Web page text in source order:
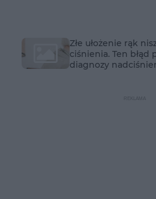
Złe ułożenie rąk
ciśnienia. Ten
diagnozy